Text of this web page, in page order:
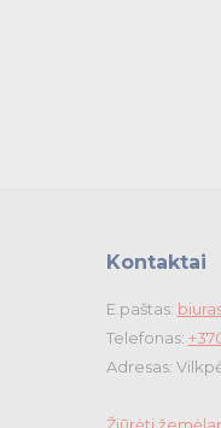
Kontaktai
E.paštas:
Telefonas:
Adresas: